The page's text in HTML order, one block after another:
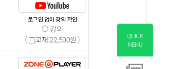
QUICK
MENU
로그인 없이 강의 확인
강의
(
교재:22,500원 )